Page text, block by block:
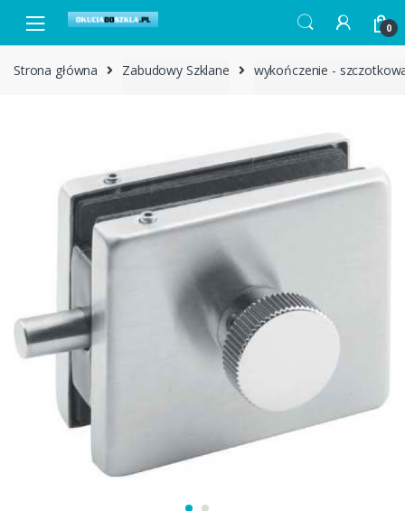
Skip to navigation
Skip to content
0
Strona główna Zabudowy Szklane wykończenie -